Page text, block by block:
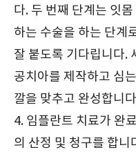
다. 두 번째 단계는 잇
하는 수술을 하는 단계
잘 붙도록 기다립니다.
공치아를 제작하고 심
깔을 맞추고 완성합니
4. 임플란트 치료가 완
의 산정 및 청구를 합니